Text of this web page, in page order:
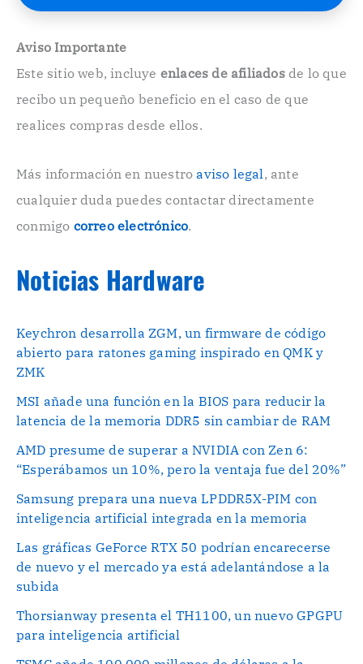
e
t
ó
n
o
.
Aviso Importante
Este sitio web, incluye enlaces de afiliadosde lo que
recibo un pequeño beneficio en el caso de que
realices compras desde ellos.
Más información en nuestroaviso legal , ante
cualquier duda puedes contactar directamente
conmigo correo electrónico.
Noticias Hardware
Keychron desarrolla ZGM, un firmware de código
abierto para ratones gaming inspirado en QMK y
ZMK
MSI añade una función en la BIOS para reducir la
latencia de la memoria DDR5 sin cambiar de RAM
AMD presume de superar a NVIDIA con Zen 6:
“Esperábamos un 10%, pero la ventaja fue del 20%”
Samsung prepara una nueva LPDDR5X-PIM con
inteligencia artificial integrada en la memoria
Las gráficas GeForce RTX 50 podrían encarecerse
de nuevo y el mercado ya está adelantándose a la
subida
Thorsianway presenta el TH1100, un nuevo GPGPU
para inteligencia artificial